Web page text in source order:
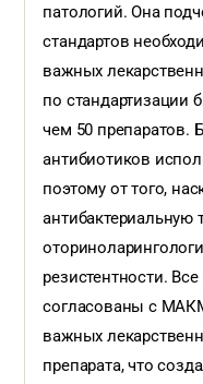
патологий. Она
стандартов
важных
по стандартизации
чем 50 препаратов.
антибиотиков
поэтому от того,
антибактериальную
резистентности.
согласованы с
важных
препарата, что